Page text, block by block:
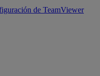
de TeamViewer